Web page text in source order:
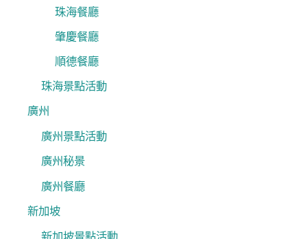
珠海餐廳
肇慶餐廳
順德餐廳
珠海景點活動
廣州
廣州景點活動
廣州秘景
廣州餐廳
新加坡
新加坡景點活動